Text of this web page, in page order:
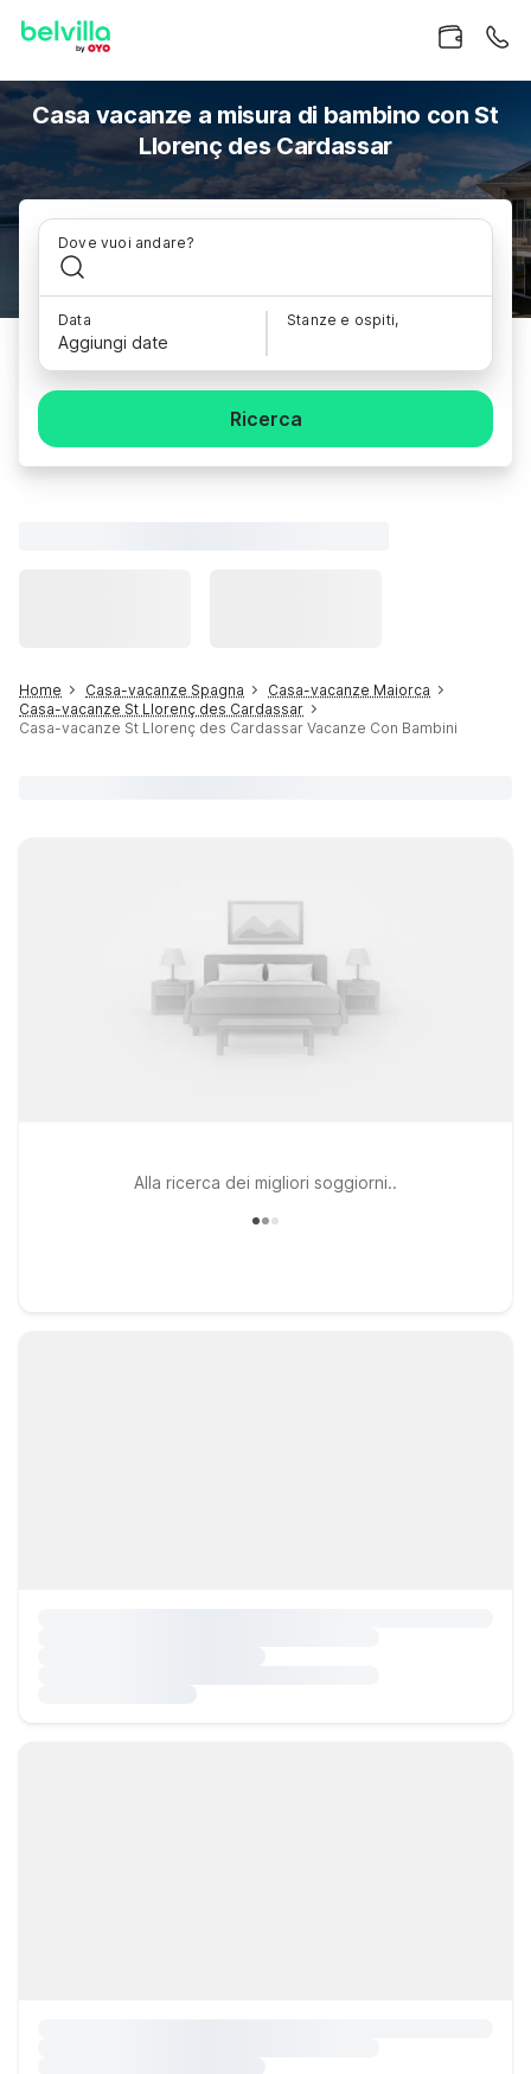
Casa vacanze a misura di bambino con St
Llorenç des Cardassar
Dove vuoi andare?
Data
Aggiungi date
Stanze e ospiti,
Ricerca
Home Casa-vacanze Spagna
Casa-vacanze Maiorca
Casa-vacanze St Llorenç des Cardassar
Casa-vacanze St Llorenç des Cardassar Vacanze Con Bambini
Alla ricerca dei migliori soggiorni..